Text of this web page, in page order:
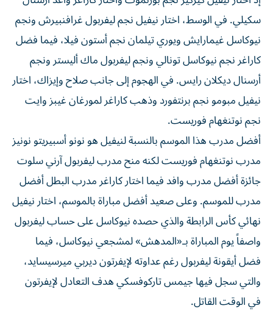
سكيلي. في الوسط، اختار نيفيل نجم ليفربول غرافنبيرش ونجم
نيوكاسل غيمارايش ويوري تيلمان نجم أستون فيلا، فيما فضل
كاراغر نجم نيوكاسل تونالي ونجم ليفربول ماك أليستر ونجم
أرسنال ديكلان رايس. في الهجوم إلى جانب صلاح وإيزاك، اختار
نيفيل مبومو نجم برنتفورد وذهب كاراغر لمورغان غيبز وايت
نجم نوتنغهام فوريست.
أفضل مدرب هذا الموسم بالنسبة لنيفيل هو نونو أسبيريتو نونيز
مدرب نوتنغهام فوريست لكنه منح مدرب ليفربول آرني سلوت
جائزة أفضل مدرب وافد فيما اختار كاراغر مدرب البطل أفضل
مدرب للموسم. وعلى صعيد أفضل مباراة بالموسم، اختار نيفيل
نهائي كأس الرابطة والذي حصده نيوكاسل على حساب ليفربول
واصفاً يوم المباراة بـ«المدهش» لمشجعي نيوكاسل، فيما
فضل أيقونة ليفربول رغم عداوته لإيفرتون ديربي ميرسيسايد،
والتي سجل فيها جيمس تاركوفسكي هدف التعادل لإيفرتون
في الوقت القاتل.